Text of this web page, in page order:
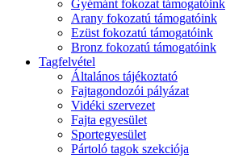
Gyémánt fokozat támogatóink
Arany fokozatú támogatóink
Ezüst fokozatú támogatóink
Bronz fokozatú támogatóink
Tagfelvétel
Általános tájékoztató
Fajtagondozói pályázat
Vidéki szervezet
Fajta egyesület
Sportegyesület
Pártoló tagok szekciója